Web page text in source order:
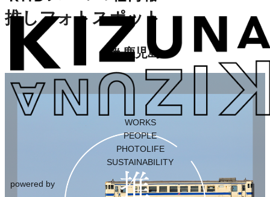
WORKS
PEOPLE
PHOTOLIFE
SUSTAINABILITY
powered by
推しフォトスポット
＃鹿児島